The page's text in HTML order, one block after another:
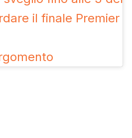
il finale Premier